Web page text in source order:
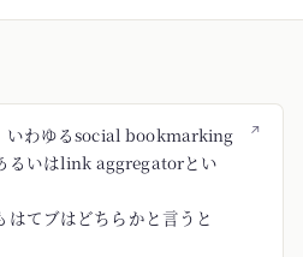
↗
いわゆるsocial bookmarking
るいはlink aggregatorとい
てブはどちらかと言うと